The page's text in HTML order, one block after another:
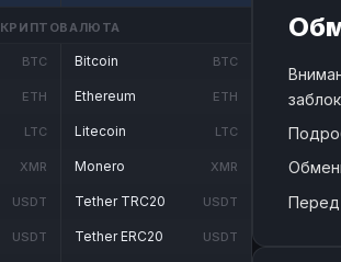
КРИПТОВАЛЮТА
BTC
ETH
LTC
XMR
USDT
USDT
Bitcoin BTC
Ethereum ETH
Litecoin LTC
Monero XMR
Tether TRC20 USDT
Tether ERC20 USDT
Перед